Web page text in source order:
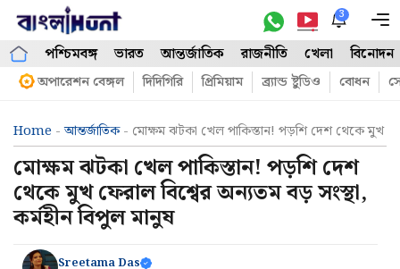
Skip
content
3
পশ্চিমবঙ্গ ভারত আন্তর্জাতিক রাজনীতি খেলা বিনোদন
অপারেশন বেঙ্গল দিদিগিরি প্রিমিয়াম ব্র্যান্ড ষ্টুডিও বোধন
Home -আন্তর্জাতিক- মোক্ষম ঝটকা খেল পাকিস্তান! পড়শি দেশ থেকে মুখ
মোক্ষম ঝটকা খেল পাকিস্তান! পড়শি দেশ
থেকে মুখ ফেরাল বিশ্বের অন্যতম বড় সংস্থা,
কর্মহীন বিপুল মানুষ
Sreetama Das